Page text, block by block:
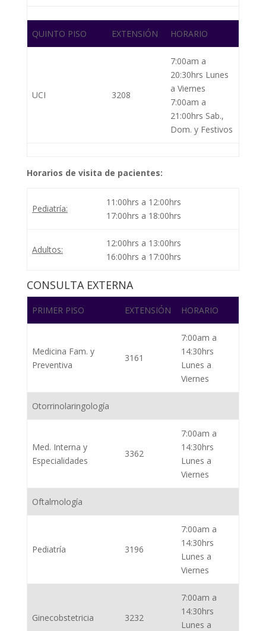
QUINTO PISO EXTENSIÓN HORARIO
UCI 3208
7:00am a
20:30hrs Lunes
a Viernes
7:00am a
21:00hrs Sab.,
Dom. y Festivos
Horarios de visita de pacientes:
Pediatría:
11:00hrs a 12:00hrs
17:00hrs a 18:00hrs
Adultos:
12:00hrs a 13:00hrs
16:00hrs a 17:00hrs
CONSULTA EXTERNA
PRIMER PISO EXTENSIÓN HORARIO
Medicina Fam. y
Preventiva
3161
7:00am a
14:30hrs
Lunes a
Viernes
Otorrinolaringología
Med. Interna y
Especialidades
3362
7:00am a
14:30hrs
Lunes a
Viernes
Oftalmología
Pediatría 3196
7:00am a
14:30hrs
Lunes a
Viernes
Ginecobstetricia 3232
7:00am a
14:30hrs
Lunes a